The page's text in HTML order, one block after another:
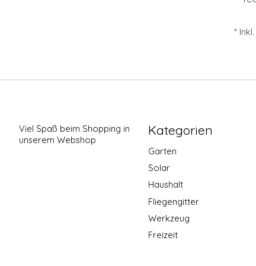
*
Viel Spaß beim Shopping in
unserem Webshop
Kategorien
Garten
Solar
Haushalt
Fliegengitter
Werkzeug
Freizeit